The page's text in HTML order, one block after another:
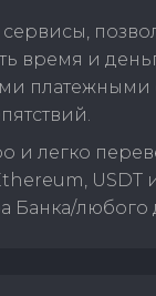
сервисы,
время и
платежными
и легко
USDT
Банка/любого